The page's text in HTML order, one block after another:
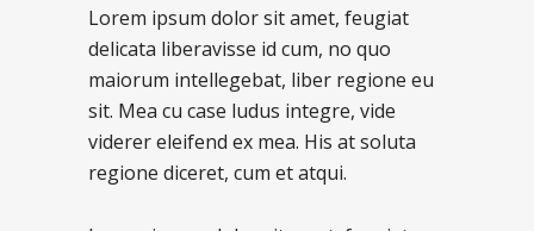
Lorem ipsum dolor sit amet, feugiat
delicata liberavisse id cum, no quo
maiorum intellegebat, liber regione eu
sit. Mea cu case ludus integre, vide
viderer eleifend ex mea. His at soluta
regione diceret, cum et atqui.